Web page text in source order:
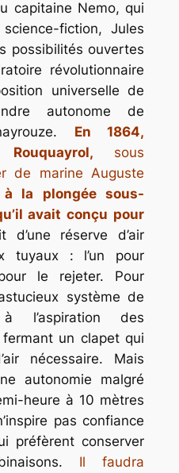
capitaine Nemo, qui
fiction, Jules
possibilités ouvertes
révolutionnaire
universelle de
autonome de
En 1864,
sous
de marine Auguste
à la plongée sous-
avait conçu pour
d’une réserve d’air
tuyaux : l’un pour
le rejeter. Pour
système de
l’aspiration des
un clapet qui
nécessaire. Mais
autonomie malgré
heure à 10 mètres
pas confiance
préfèrent conserver
Il faudra